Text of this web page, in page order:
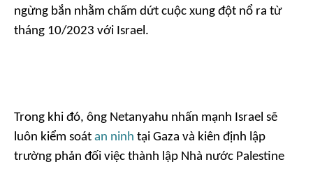
ngừng bắn nhằm chấm dứt cuộc xung đột nổ ra từ
tháng 10/2023 với Israel.
Trong khi đó, ông Netanyahu nhấn mạnh Israel sẽ
luôn kiểm soát an ninh tại Gaza và kiên định lập
trường phản đối việc thành lập Nhà nước Palestine